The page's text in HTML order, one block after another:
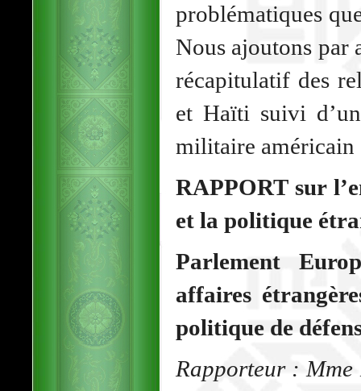
problématiques
Nous ajoutons par
récapitulatif des
et Haïti suivi
militaire américain
RAPPORT sur
et la politique
Parlement
affaires
politique de
Rapporteur :